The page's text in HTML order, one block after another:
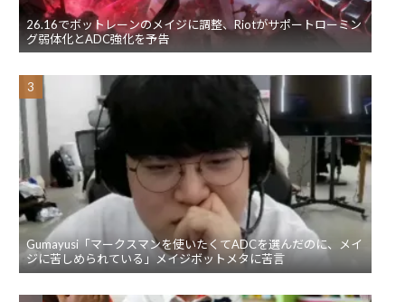
26.16でボットレーンのメイジに調整、Riotがサポートローミン
グ弱体化とADC強化を予告
Gumayusi「マークスマンを使いたくてADCを選んだのに、メイ
ジに苦しめられている」メイジボットメタに苦言